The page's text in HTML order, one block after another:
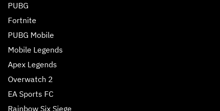
PUBG
Fortnite
PUBG Mobile
Mobile Legends
Apex Legends
Overwatch 2
EA Sports FC
Rainbow Six Siege